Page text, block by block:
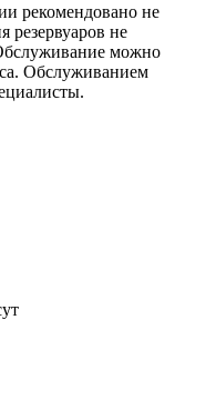
рекомендовано не
резервуаров не
можно
Обслуживанием